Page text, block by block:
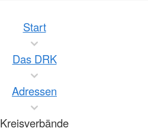
Start
Das DRK
Adressen
Kreisverbände